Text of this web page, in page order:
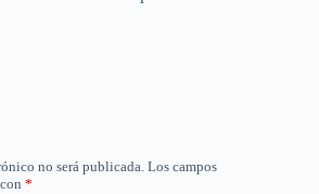
no será publicada. Los campos
*